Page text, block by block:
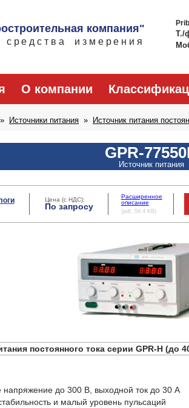
компания"
измерения
Т./
О компании
Источники питания Источник питания
GPR-
Источник питания
Цена (с НДС):
По запросу
Расширенное
описание
(pdf, 59.4 KB)
постоянного тока серии GPR-H (до
напряжение до 300 В, выходной ток до 30 А
и малый уровень пульсаций